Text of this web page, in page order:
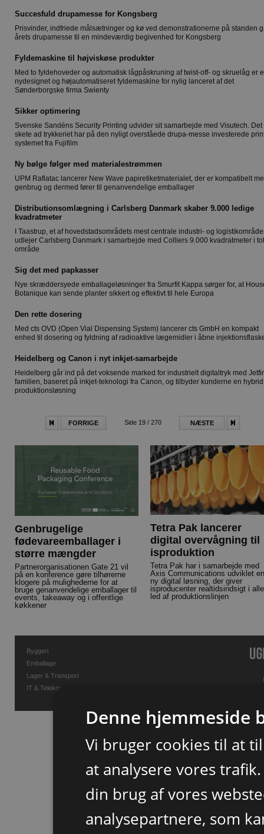
Succesfuld drupamesse for Kongsberg
Prisvinder, indfriede målsætninger og kø ved demonstrationerne på standen
årets drupamesse til en mindeværdig begivenhed for Kongsberg
Fyldemaskine til højviskøse produkter
Med to fyldehoveder og automatisk lågpåskruning af twist-off- og skruelåg er
nydesignet og højautomatiseret fyldemaskine for nylig lanceret af det
Sønderborgske firma Swienty
Sikker optimering
Svenske Sandéns Security Printing udvider sit samarbejde med Visutech. Det
skete ad trykkeriet har på den nyligt overståede drupa-messe investerede
systemet fra Fujifilm
Ny bølge følger med materialestrømmen
UPM Raflatac lancerer New Wave papiretiketmaterialet, der er kompatibelt
genbrug og dermed fører til genanvendelige emballager
Distributionsomlægning i Carlsberg Danmark skaber 9.000 ledige
kvadratmeter
I Taastrup, et af hovedstadsområdets mest centrale industri- og
udlejer Carlsberg Danmark i samarbejde med Colliers 9.000 kvadratmeter i
område
Sig det med papkasser
Nye skræddersyede emballageløsninger fra Smurfit Kappa sørger for, at
Botanique kan sende planter sikkert og effektivt til hele Europa
Den rette dosering
Med cts OVD (Open Vial Dispensing System) lancerer cts GmbH en kompakt
enhed til dosering og fyldning af radioaktive lægemidler i åbne
Heidelberg og Canon i nyt inkjet-samarbejde
Heidelberg går ind på det voksende marked for industrielt digitaltryk med
familien, baseret på inkjet-teknologi fra Canon, og tilbyder kunderne en hybrid
produktionsløsning
FORRIGE Side 19 / 270 NÆSTE
Genbrugelige
fødevareemballager i
større mængder
Partnerorganisationen Gate 21 vil
på en konference gøre tilhørerne
klogere på mulighederne for at
bruge genanvendelige emballager til
events, takeaway og i offentlige
køkkener
Tetra Pak lancerer
digital overvågning til
isproduktion
Tetra Pak har i samarbejde med
Axis Communications udviklet en
ny digital løsning, der giver
isproducenter realtidsindsigt i alle
led af produktionslinjen
Byggeri
Emballage
Lager & Transport
IT & Telekommunikation
Denne hjemmeside
Vi bruger cookies til at
at analysere vores
din brug af vores
analysepartnere, som